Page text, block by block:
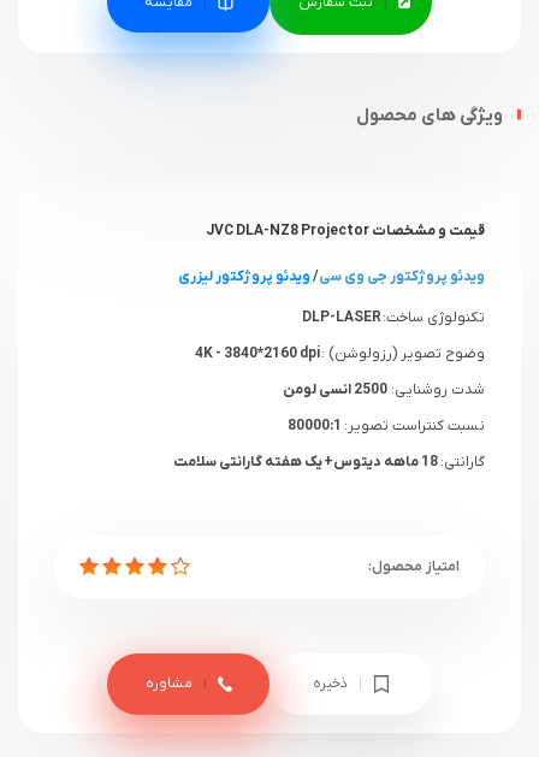
ویژگی های محصول
قیمت و مشخصات JVC DLA-NZ8 Projector
ویدئو پروژکتور جی وی سی/ویدئو پروژکتور لیزری
تکنولوژی ساخت:DLP-LASER
وضوح تصویر (رزولوشن) :
شدت روشنایی: 2500 انسی لومن
نسبت کنتراست تصویر:
گارانتی:
ذخیره مشاوره